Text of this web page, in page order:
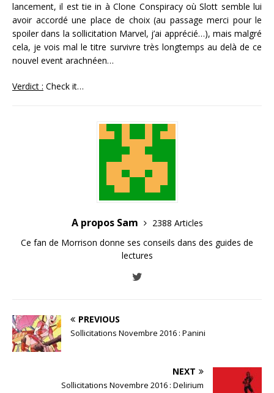
lancement, il est tie in à Clone Conspiracy où Slott semble lui
avoir accordé une place de choix (au passage merci pour le
spoiler dans la sollicitation Marvel, j’ai apprécié…), mais malgré
cela, je vois mal le titre survivre très longtemps au delà de ce
nouvel event arachnéen…
Verdict : Check it…
A propos Sam
2388 Articles
Ce fan de Morrison donne ses conseils dans des guides de
lectures
PREVIOUS
Sollicitations Novembre 2016 : Panini
NEXT
Sollicitations Novembre 2016 : Delirium